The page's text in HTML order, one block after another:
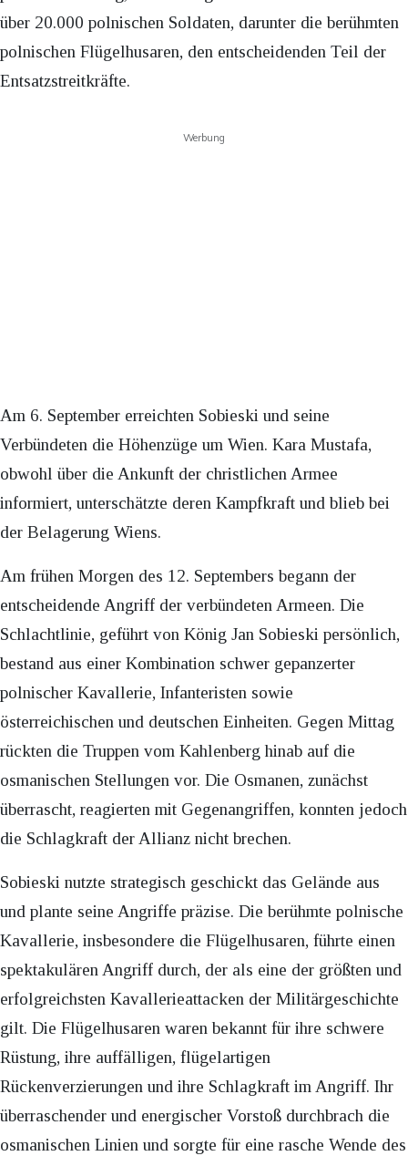
über 20.000 polnischen Soldaten, darunter die berühmten
polnischen Flügelhusaren, den entscheidenden Teil der
Entsatzstreitkräfte.
Werbung
Am 6. September erreichten Sobieski und seine
Verbündeten die Höhenzüge um Wien. Kara Mustafa,
obwohl über die Ankunft der christlichen Armee
informiert, unterschätzte deren Kampfkraft und blieb bei
der Belagerung Wiens.
Am frühen Morgen des 12. Septembers begann der
entscheidende Angriff der verbündeten Armeen. Die
Schlachtlinie, geführt von König Jan Sobieski persönlich,
bestand aus einer Kombination schwer gepanzerter
polnischer Kavallerie, Infanteristen sowie
österreichischen und deutschen Einheiten. Gegen Mittag
rückten die Truppen vom Kahlenberg hinab auf die
osmanischen Stellungen vor. Die Osmanen, zunächst
überrascht, reagierten mit Gegenangriffen, konnten jedoch
die Schlagkraft der Allianz nicht brechen.
Sobieski nutzte strategisch geschickt das Gelände aus
und plante seine Angriffe präzise. Die berühmte polnische
Kavallerie, insbesondere die Flügelhusaren, führte einen
spektakulären Angriff durch, der als eine der größten und
erfolgreichsten Kavallerieattacken der Militärgeschichte
gilt. Die Flügelhusaren waren bekannt für ihre schwere
Rüstung, ihre auffälligen, flügelartigen
Rückenverzierungen und ihre Schlagkraft im Angriff. Ihr
überraschender und energischer Vorstoß durchbrach die
osmanischen Linien und sorgte für eine rasche Wende des